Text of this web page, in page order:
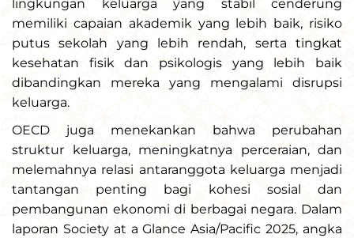
lingkungan keluarga yang stabil cenderung
memiliki capaian akademik yang lebih baik, risiko
putus sekolah yang lebih rendah, serta tingkat
kesehatan fisik dan psikologis yang lebih baik
dibandingkan mereka yang mengalami disrupsi
keluarga.
OECD juga menekankan bahwa perubahan
struktur keluarga, meningkatnya perceraian, dan
melemahnya relasi antaranggota keluarga menjadi
tantangan penting bagi kohesi sosial dan
pembangunan ekonomi di berbagai negara. Dalam
laporan Society at a Glance Asia/Pacific 2025, angka